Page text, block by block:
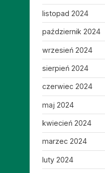
listopad 2024
październik 2024
wrzesień 2024
sierpień 2024
czerwiec 2024
maj 2024
kwiecień 2024
marzec 2024
luty 2024